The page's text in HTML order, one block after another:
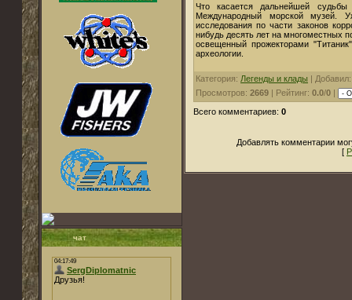
чат
Что касается дальнейшей
Международный морской музей.
исследования по части законов
нибудь десять лет на многоместных
освещенный прожекторами
археологии.
Категория: Легенды и клады |
Просмотров: 2669 | Рейтинг: 0.0/0 |
Всего комментариев: 0
Добавлять комментарии
[